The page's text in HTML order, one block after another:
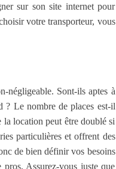
sur son site internet pour
votre transporteur, vous
négligeable. Sont-ils aptes à
? Le nombre de places est-il
location peut être doublé si
particulières et offrent des
de bien définir vos besoins
Assurez-vous juste que